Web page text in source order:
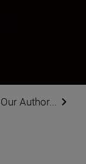
Author...